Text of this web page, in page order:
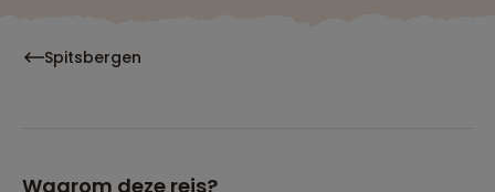
Spitsbergen
Waarom deze reis?